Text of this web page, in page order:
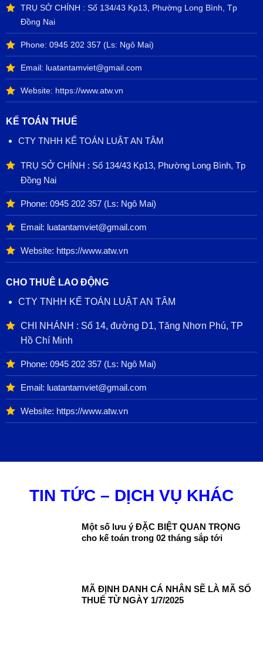
TRỤ SỞ CHÍNH : Số 134/43 Kp13, Phường Long Bình, Tp
Đồng Nai
Phone: 0945 202 357 (Ls: Ngô Mai)
Email: luatantamviet@gmail.com
Website: https://www.atw.vn
KẾ TOÁN THUẾ
CTY TNHH KẾ TOÁN LUẬT AN TÂM
TRỤ SỞ CHÍNH : Số 134/43 Kp13, Phường Long Bình, Tp
Đồng Nai
Phone: 0945 202 357(Ls: Ngô Mai)
Email: luatantamviet@gmail.com
Website: https://www.atw.vn
CHO THUÊ LAO ĐỘNG
CTY TNHH KẾ TOÁN LUẬT AN TÂM
CHI NHÁNH : Số 14, đường D1, Tăng Nhơn Phú, TP
Hồ Chí Minh
Phone: 0945 202 357(Ls: Ngô Mai)
Email: luatantamviet@gmail.com
Website: https://www.atw.vn
TIN TỨC – DỊCH VỤ KHÁC
Một số lưu ý ĐẶC BIỆT QUAN TRỌNG
cho kế toán trong 02 tháng sắp tới
MÃ ĐỊNH DANH CÁ NHÂN SẼ LÀ MÃ SỐ
THUẾ TỪ NGÀY 1/7/2025